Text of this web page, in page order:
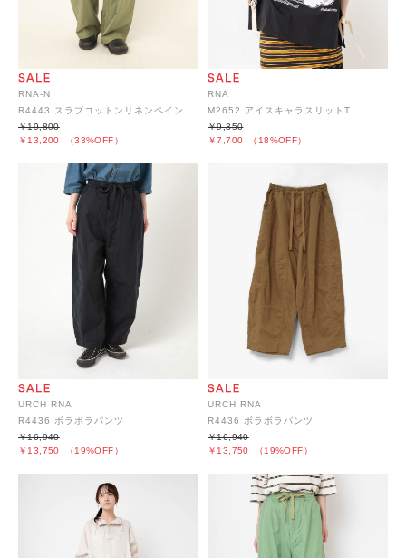
RNA-N
￥13,200 （33%OFF）
￥19,800
RNA
M2652 アイスキャラスリットT
￥7,700 （18%OFF）
￥9,350
URCH RNA
R4436 ボラボラパンツ
￥13,750 （19%OFF）
￥16,940
URCH RNA
R4436 ボラボラパンツ
￥13,750 （19%OFF）
￥16,940